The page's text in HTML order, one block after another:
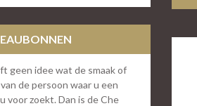
geen idee wat de smaak of
de persoon waar u een
voor zoekt. Dan is de Che